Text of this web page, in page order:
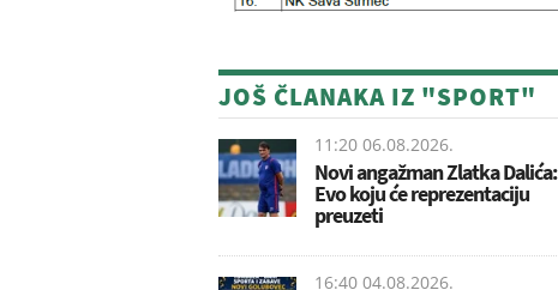
JOŠ ČLANAKA IZ "SPORT"
11:20 06.08.2026.
Novi angažman Zlatka Dalića:
Evo koju će reprezentaciju
preuzeti
16:40 04.08.2026.